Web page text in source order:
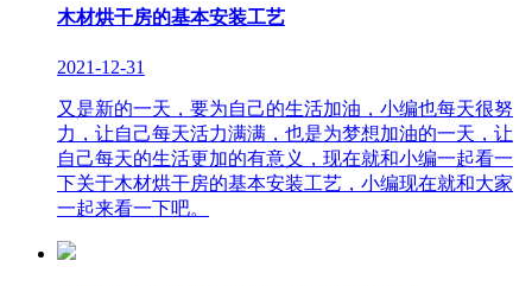
木材烘干房的基本安装工艺
2021-12-31
又是新的一天，要为自己的生活加油，小编也每天很努
力，让自己每天活力满满，也是为梦想加油的一天，让
自己每天的生活更加的有意义，现在就和小编一起看一
下关于木材烘干房的基本安装工艺，小编现在就和大家
一起来看一下吧。